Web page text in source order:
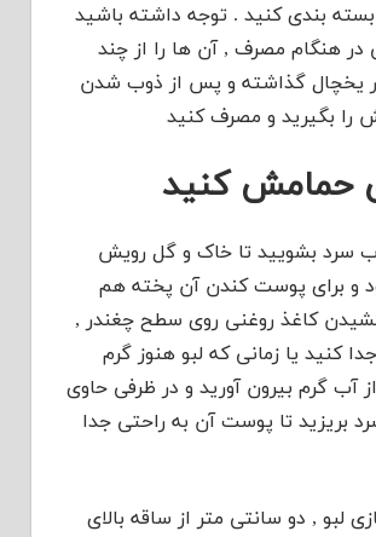
بسته بندی کنید . توجه داشته باشید
در هنگام مصرف , آن ها را از چند
یخچال گذاشته و پس از ذوب شدن
را بگیرید و مصرف کنید
حمامش کنید
آب سرد بشویید تا خاک و گل رویش
و برای پوست کندن آن پخته هم
کشیدن کاغذ روغنی روی سطح چغندر ,
کنید یا زمانی که لبو هنوز گرم
آب گرم بیرون آورید و در ظرفی حاوی
بریزید تا پوست آن به راحتی جدا
لبو , دو سانتی متر از ساقه بالای